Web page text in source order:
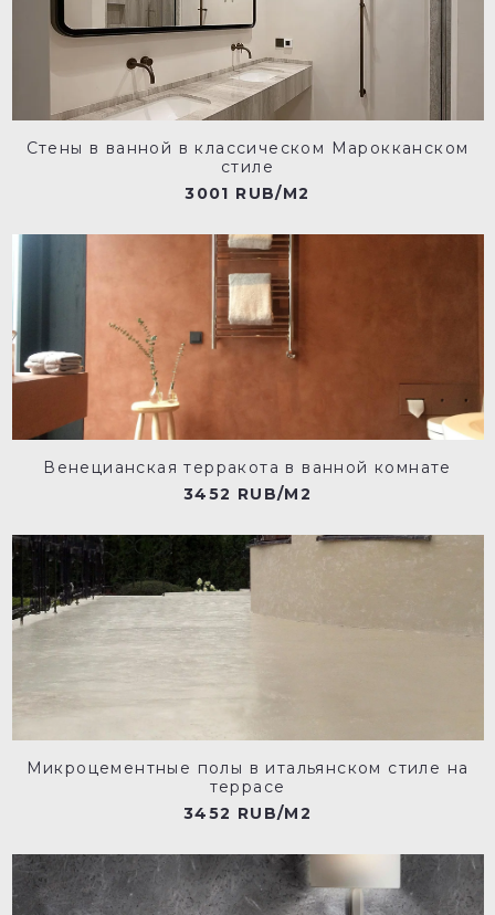
Стены в ванной в классическом Марокканском
стиле
3001 RUB/M2
Венецианская терракота в ванной комнате
3452 RUB/M2
Микроцементные полы в итальянском стиле на
террасе
3452 RUB/M2